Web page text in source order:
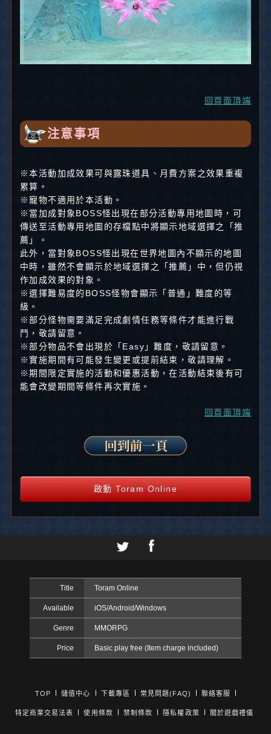
回頁面頂端
注意事項
※本活動加成效果可與露珠道具、月費方案之效果重複
累算。
※寵物不適用於本活動。
※當加成對象BOSS怪出現在部分活動專用地圖時，可
傳送至活動專用地圖的存檔點中將顯示地域選擇之「推
薦」。
此外，當對象BOSS怪出現在世界地圖內不顯示的地圖
中時，雖然不會顯示於地域選擇之「推薦」中，但仍視
作加成效果的對象。
※選擇難易度的BOSS怪物會顯示「普通」難度的等
級。
※部分怪物需要滿足完成劇情任務等條件才能進行戰
鬥，敬請留意。
※部分物品不會出現於「Easy」難度，敬請留意。
※實施期間有可能發生變更或提前結束，敬請理解。
※期間限定實施的活動和優惠活動，在活動結束後有可
能會改變期間等條件再次實施。
回頁面頂端
啟動 Toram Online
Title Toram Online
Available iOS/Android/Windows
Genre MMORPG
Price Basic play free (Item charge included)
TOP 儲值中心 下載專區 常見問題(FAQ) 聯絡客服
特定商業交易法表 使用條款 禁制條款 隱私權政策 關於遊戲禮儀